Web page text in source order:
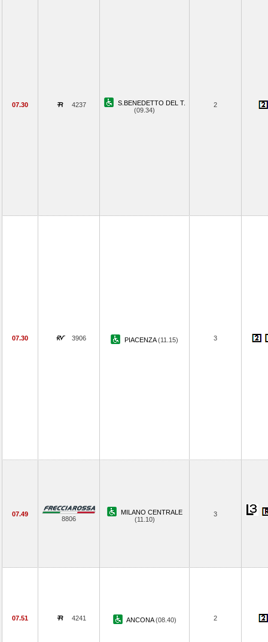
07.30 4237
S.BENEDETTO DEL T.
(09.34)
2
07.30 3906 PIACENZA(11.15) 3
07.49
8806
MILANO CENTRALE
(11.10)
3
07.51 4241 ANCONA(08.40) 2